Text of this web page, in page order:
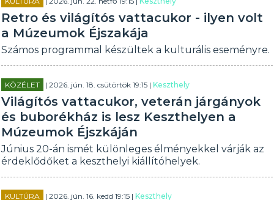
Retro és világítós vattacukor - ilyen volt
a Múzeumok Éjszakája
Számos programmal készültek a kulturális eseményre.
KÖZÉLET | 2026. jún. 18. csütörtök 19:15 |Keszthely
Világítós vattacukor, veterán járgányok
és buborékház is lesz Keszthelyen a
Múzeumok Éjszkáján
Június 20-án ismét különleges élményekkel várják az
érdeklődőket a keszthelyi kiállítóhelyek.
KULTÚRA | 2026. jún. 16. kedd 19:15 |Keszthely